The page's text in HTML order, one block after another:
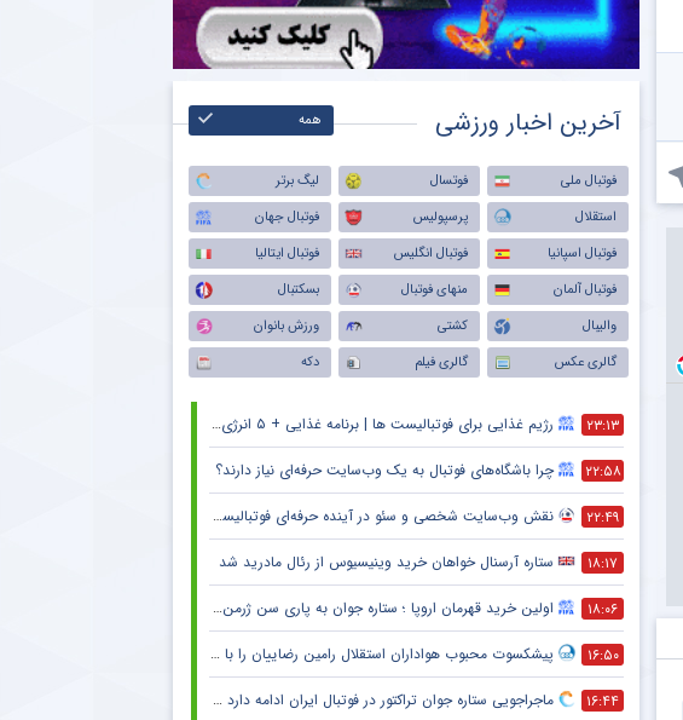
آخرین اخبار ورزشی همه
فوتبال ملی فوتسال
لیگ برتر
استقلال
پرسپولیس
فوتبال جهان
فوتبال اسپانیا
فوتبال انگلیس
فوتبال ایتالیا
فوتبال آلمان
منهای فوتبال
بسکتبال
والیبال
کشتی
ورزش بانوان
گالری عکس
گالری فیلم دکه
۲۳:۱۳ رژیم غذایی برای فوتبالیست ها | برنامه غذایی + ۵ انرژی زا
۲۲:۵۸ چرا باشگاه‌های فوتبال به یک وب‌سایت حرفه‌ای نیاز دارند؟
۲۲:۴۹ نقش وب‌سایت شخصی و سئو در آینده حرفه‌ای فوتبالیست‌ها و مربیان
۱۸:۱۷ ستاره آرسنال خواهان خرید وینیسیوس از رئال مادرید شد
۱۸:۰۶ اولین خرید قهرمان اروپا ؛ ستاره جوان به پاری سن ژرمن می رود
۱۶:۵۰ پیشکسوت محبوب هواداران استقلال رامین رضاییان را با خاک یکسان کرد + جزئیات
۱۶:۴۴ ماجراجویی ستاره جوان تراکتور در فوتبال ایران ادامه دارد + جزئیات